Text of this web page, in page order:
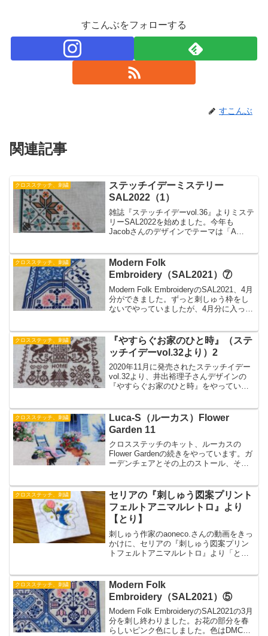
すこんぶをフォローする
すこんぶ
関連記事
クロスステッチ、刺繍
ステッチイデーミステリー
SAL2022（1）
雑誌『ステッチイデーvol.36』よりミステ
リーSAL2022を始めました。今年も
Jacobさんのデザインでテーマは「A
Platinumの生地に、グリーン系とオレン
ジの糸にしました。
クロスステッチ、刺繍
Modern Folk
Embroidery（SAL2021）⑦
Modern Folk EmbroideryのSAL2021、4月
分ができました。ずっと刺しゅう枠をし
ないでやっていましたが、4月分に入って
た。やはり刺しゅう枠をつけるとやりや
すいです。
クロスステッチ、刺繍
『やすらぐお家のひと時』（ステ
ッチイデーvol.32より）2
2020年11月に発売されたステッチイデー
vol.32より、井出裕理子さんデザインの
『やすらぐお家のひと時』をやっていま
目でステッチするという初めてのステッ
チでした。
クロスステッチ、刺繍
Luca-S（ルーカス）Flower
Garden 11
クロスステッチのキット、ルーカスの
Flower Gardenの続きをやっています。ガ
ーデンチェアとその上のストール、そし
中になると座りっぱなしになるのでリマ
インダー機能のついたスマートウォッチ
を買おうかなと考えています。
クロスステッチ、刺繍
セリアの『刺しゅう図案プリント
フェルトアニマルレトロ』より
【とり】
刺しゅう作家のaoneco.さんの動画をきっ
かけに、セリアの『刺しゅう図案プリン
トフェルトアニマルレトロ』より「と
すく、楽しくステッチできました。
クロスステッチ、刺繍
Modern Folk
Embroidery（SAL2021）⑤
Modern Folk EmbroideryのSAL2021の3月
分を刺し終わりました。お花の部分を春
らしいピンク色にしました。色はDMCの